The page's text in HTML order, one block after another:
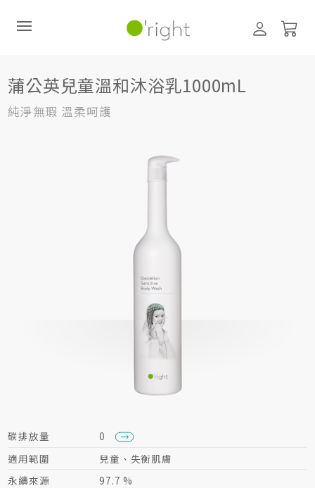
1000mL
蒲公英兒童溫和沐浴乳1000mL
蒲公英兒童溫和沐浴乳1000mL
純淨無瑕 溫柔呵護
碳排放量
0
適用範圍
兒童、失衡肌膚
永續來源
97.7 %